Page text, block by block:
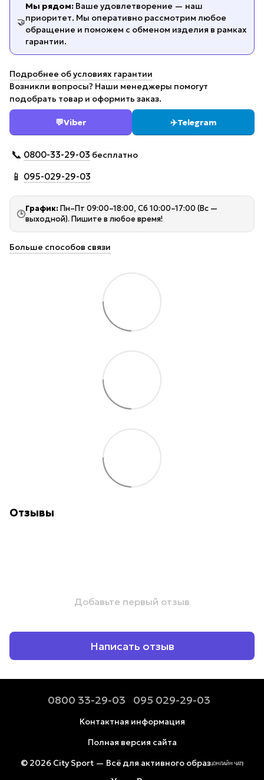
🤝
Мы рядом: Ваше удовлетворение — наш
приоритет. Мы оперативно рассмотрим любое
обращение и поможем с обменом изделия в рамках
гарантии.
Подробнее об условиях гарантии
Возникли вопросы? Наши менеджеры помогут
подобрать товар и оформить заказ.
💬Viber ✈️Telegram
📞 0800-33-29-03 бесплатно
📱 095-029-29-03
🕒
График: Пн–Пт 09:00–18:00, Сб 10:00–17:00 (Вс —
выходной). Пишите в любое время!
Больше способов связи
Отзывы
Добавьте первый отзыв
Написать отзыв
0800 33-29-03 095 029-29-03
Контактная информация
Полная версия сайта
© 2026 City Sport — Всё для активного образа жизни
ОНЛАЙН ЧАТ